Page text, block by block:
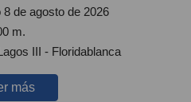
8 de agosto de 2026
m.
III - Floridablanca
más